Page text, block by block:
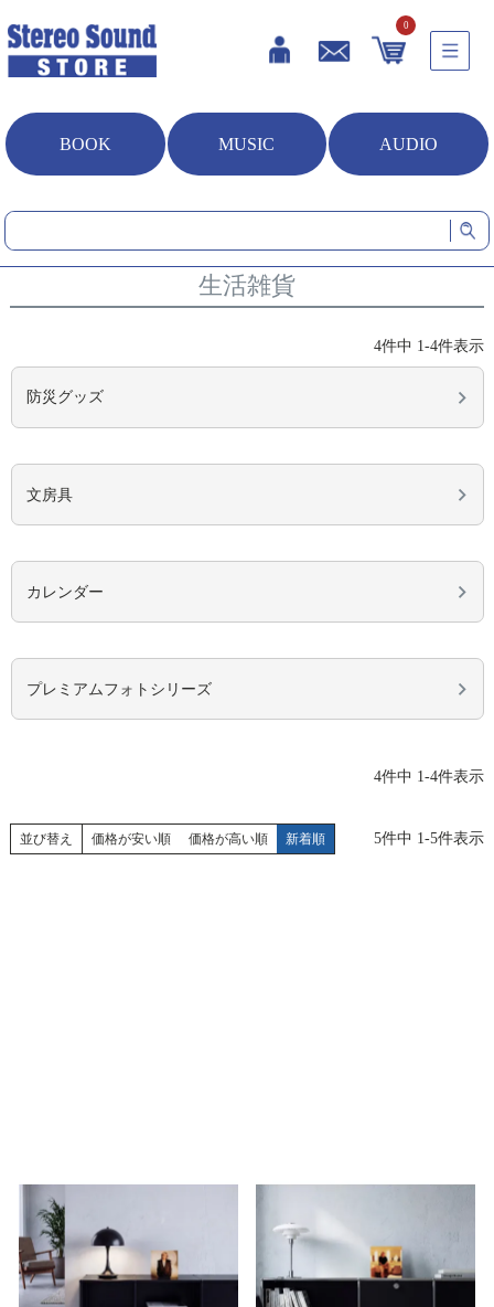
0
BOOK MUSIC AUDIO
生活雑貨
4件中 1-4件表示
防災グッズ
文房具
カレンダー
プレミアムフォトシリーズ
4件中 1-4件表示
並び替え 価格が安い順 価格が高い順 新着順 5件中 1-5件表示